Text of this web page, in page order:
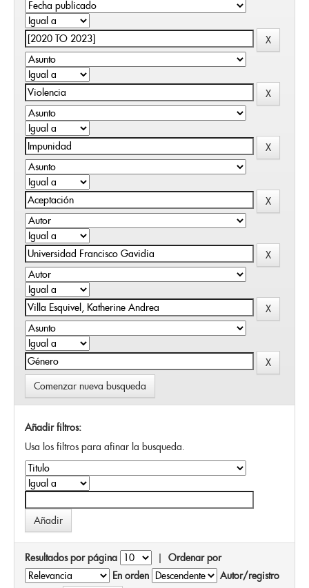
Comenzar nueva busqueda
Añadir filtros:
Usa los filtros para afinar la busqueda.
Resultados por página | Ordenar por
En orden
Autor/registro